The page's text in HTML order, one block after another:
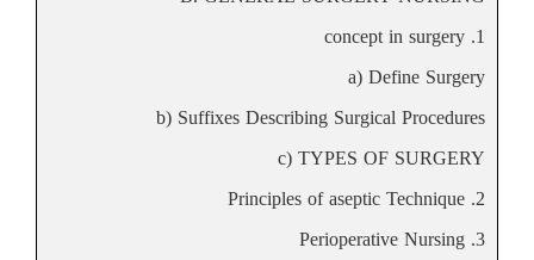
1. concept in surgery
a) Define Surgery
b) Suffixes Describing Surgical Procedures
c) TYPES OF SURGERY
2. Principles of aseptic Technique
3. Perioperative Nursing